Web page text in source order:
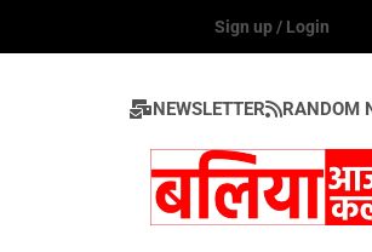
Sign up / Login
NEWSLETTER RANDOM